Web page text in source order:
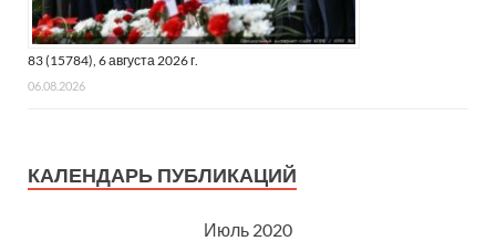
83 (15784), 6 августа 2026 г.
06.08.2026
КАЛЕНДАРЬ ПУБЛИКАЦИЙ
Июль 2020